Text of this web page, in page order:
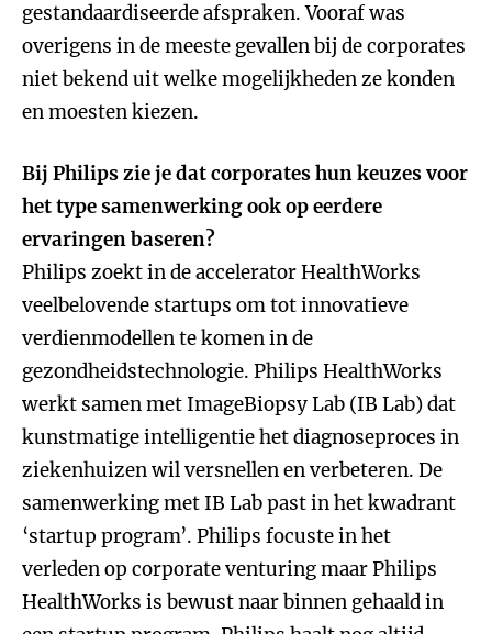
gestandaardiseerde afspraken. Vooraf was
overigens in de meeste gevallen bij de corporates
niet bekend uit welke mogelijkheden ze konden
en moesten kiezen.
Bij Philips zie je dat corporates hun keuzes voor
het type samenwerking ook op eerdere
ervaringen baseren?
Philips zoekt in de accelerator HealthWorks
veelbelovende startups om tot innovatieve
verdienmodellen te komen in de
gezondheidstechnologie. Philips HealthWorks
werkt samen met ImageBiopsy Lab (IB Lab) dat
kunstmatige intelligentie het diagnoseproces in
ziekenhuizen wil versnellen en verbeteren. De
samenwerking met IB Lab past in het kwadrant
‘startup program’. Philips focuste in het
verleden op corporate venturing maar Philips
HealthWorks is bewust naar binnen gehaald in